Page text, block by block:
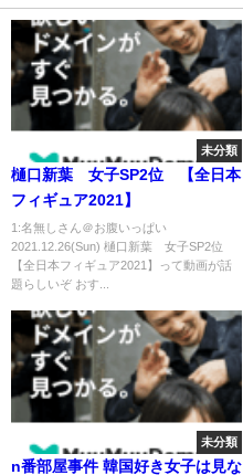
未分類
樋口新葉 女子SP2位 【全日本
フィギュア2021】
1:名無しさん＠お腹いっぱい
2021.12.26(Sun) 樋口新葉 女子SP2位
【全日本フィギュア2021】って動画が話
題らしいぞ おす...
未分類
n番部屋事件 韓国好き女子は見な